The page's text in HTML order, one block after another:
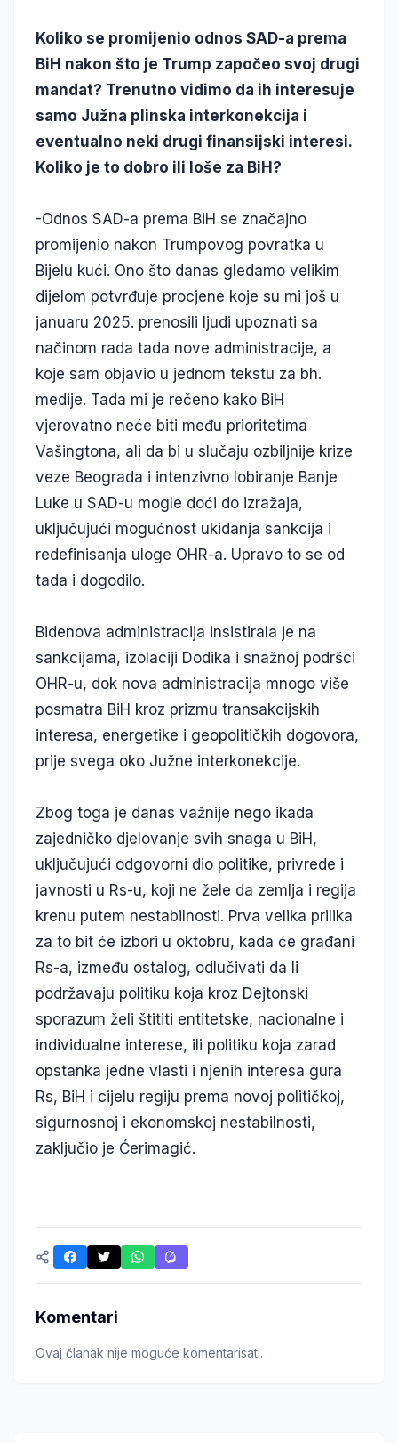
Koliko se promijenio odnos SAD-a prema
BiH nakon što je Trump započeo svoj drugi
mandat? Trenutno vidimo da ih interesuje
samo Južna plinska interkonekcija i
eventualno neki drugi finansijski interesi.
Koliko je to dobro ili loše za BiH?
-Odnos SAD-a prema BiH se značajno
promijenio nakon Trumpovog povratka u
Bijelu kući. Ono što danas gledamo velikim
dijelom potvrđuje procjene koje su mi još u
januaru 2025. prenosili ljudi upoznati sa
načinom rada tada nove administracije, a
koje sam objavio u jednom tekstu za bh.
medije. Tada mi je rečeno kako BiH
vjerovatno neće biti među prioritetima
Vašingtona, ali da bi u slučaju ozbiljnije krize
veze Beograda i intenzivno lobiranje Banje
Luke u SAD-u mogle doći do izražaja,
uključujući mogućnost ukidanja sankcija i
redefinisanja uloge OHR-a. Upravo to se od
tada i dogodilo.
Bidenova administracija insistirala je na
sankcijama, izolaciji Dodika i snažnoj podršci
OHR-u, dok nova administracija mnogo više
posmatra BiH kroz prizmu transakcijskih
interesa, energetike i geopolitičkih dogovora,
prije svega oko Južne interkonekcije.
Zbog toga je danas važnije nego ikada
zajedničko djelovanje svih snaga u BiH,
uključujući odgovorni dio politike, privrede i
javnosti u Rs-u, koji ne žele da zemlja i regija
krenu putem nestabilnosti. Prva velika prilika
za to bit će izbori u oktobru, kada će građani
Rs-a, između ostalog, odlučivati da li
podržavaju politiku koja kroz Dejtonski
sporazum želi štititi entitetske, nacionalne i
individualne interese, ili politiku koja zarad
opstanka jedne vlasti i njenih interesa gura
Rs, BiH i cijelu regiju prema novoj političkoj,
sigurnosnoj i ekonomskoj nestabilnosti,
zaključio je Ćerimagić.
Komentari
Ovaj članak nije moguće komentarisati.